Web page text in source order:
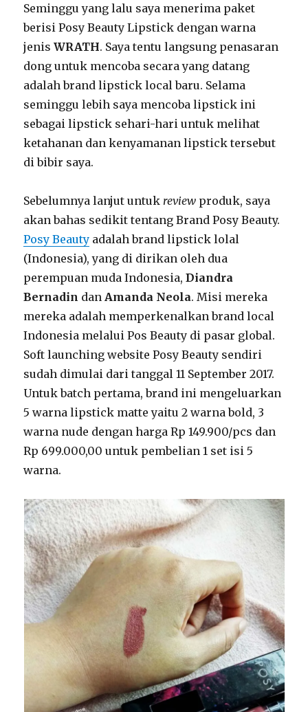
Seminggu yang lalu saya menerima paket
berisi Posy Beauty Lipstick dengan warna
jenisWRATH. Saya tentu langsung penasaran
dong untuk mencoba secara yang datang
adalah brand lipstick local baru. Selama
seminggu lebih saya mencoba lipstick ini
sebagai lipstick sehari-hari untuk melihat
ketahanan dan kenyamanan lipstick tersebut
di bibir saya.
Sebelumnya lanjut untuk review produk, saya
akan bahas sedikit tentang Brand Posy Beauty.
Posy Beauty adalah brand lipstick lolal
(Indonesia), yang di dirikan oleh dua
perempuan muda Indonesia,Diandra
Bernadin dan Amanda Neola. Misi mereka
mereka adalah memperkenalkan brand local
Indonesia melalui Pos Beauty di pasar global.
Soft launching website Posy Beauty sendiri
sudah dimulai dari tanggal 11 September 2017.
Untuk batch pertama, brand ini mengeluarkan
5 warna lipstick matte yaitu 2 warna bold, 3
warna nude dengan harga Rp 149.900/pcs dan
Rp 699.000,00 untuk pembelian 1 set isi 5
warna.